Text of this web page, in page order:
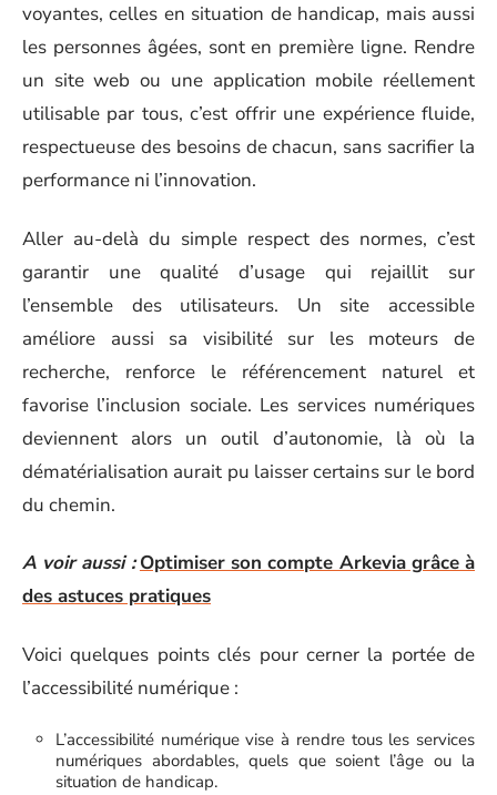
voyantes, celles en situation de handicap, mais aussi
les personnes âgées, sont en première ligne. Rendre
un site web ou une application mobile réellement
utilisable par tous, c’est offrir une expérience fluide,
respectueuse des besoins de chacun, sans sacrifier la
performance ni l’innovation.
Aller au-delà du simple respect des normes, c’est
garantir une qualité d’usage qui rejaillit sur
l’ensemble des utilisateurs. Un site accessible
améliore aussi sa visibilité sur les moteurs de
recherche, renforce le référencement naturel et
favorise l’inclusion sociale. Les services numériques
deviennent alors un outil d’autonomie, là où la
dématérialisation aurait pu laisser certains sur le bord
du chemin.
A voir aussi : Optimiser son compte Arkevia grâce à
des astuces pratiques
Voici quelques points clés pour cerner la portée de
l’accessibilité numérique :
L’accessibilité numérique vise à rendre tous les services
numériques abordables, quels que soient l’âge ou la
situation de handicap.